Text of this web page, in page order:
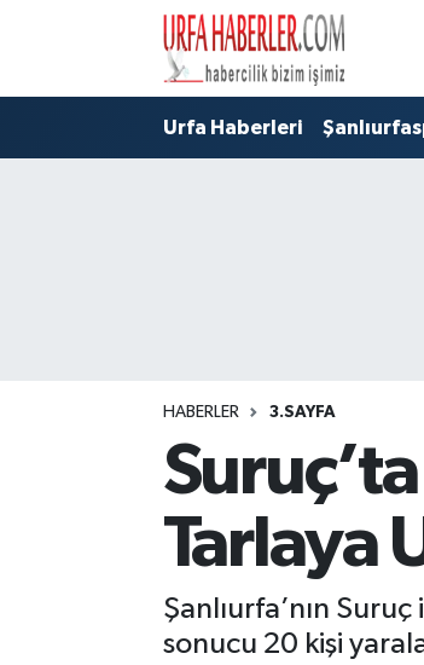
Urfa Haberleri
HABERLER 3.SAYFA
Tarlaya
Şanlıurfa’nın
sonucu 20 kişi
Şanlıurfa Nöbetçi Eczaneler
Son Dakika Haberleri
Haber Arşivi